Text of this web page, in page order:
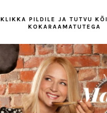
KLIKKA PILDILE JA TUTVU
KOKARAAMATUTEGA